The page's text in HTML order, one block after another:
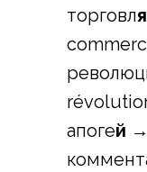
торговля
апогей